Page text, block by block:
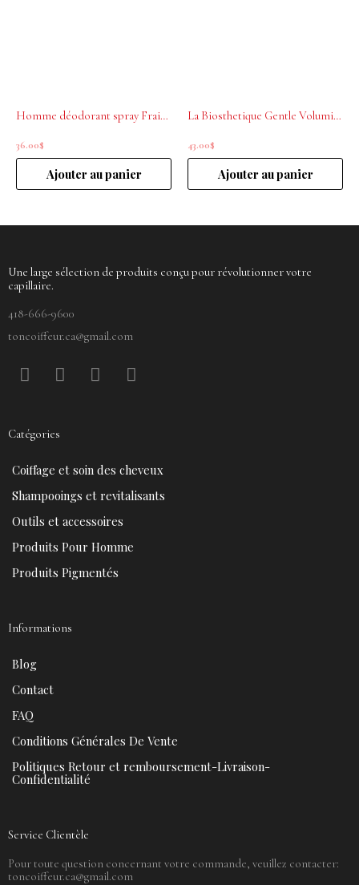
Homme déodorant spray Fraicheur La biosthétique 100ml
36.00$
Ajouter au panier
La Biosthetique Gentle Volumising Shampoo Botanique 250ml
43.00$
Ajouter au panier
Une large sélection de produits conçu pour révolutionner votre
capillaire.
418-666-9600
toncoiffeur.ca@gmail.com
F
a
b
o
o
k
P
i
e
e
s
t
Y
o
b
e
I
n
r
a
Catégories
Coiffage et soin des cheveux
Shampooings et revitalisants
Outils et accessoires
Produits Pour Homme
Produits Pigmentés
Informations
Blog
Contact
FAQ
Conditions Générales De Vente
Politiques Retour et remboursement-Livraison-
Confidentialité
Service Clientèle
Pour toute question concernant votre commande, veuillez contacter:
toncoiffeur.ca@gmail.com